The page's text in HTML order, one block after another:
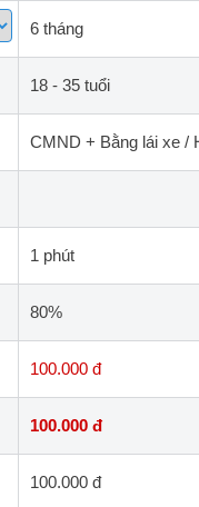
6 tháng
18 - 35 tuổi
CMND + Bằng lái xe /
1 phút
80%
100.000 đ
100.000 đ
100.000 đ